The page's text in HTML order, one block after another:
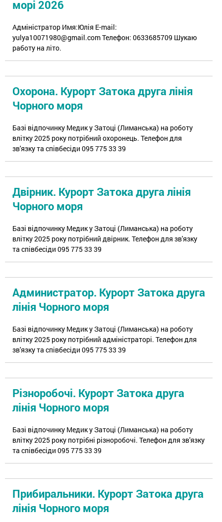
морі 2026
Адміністратор Имя:Юлія E-mail:
yulya10071980@gmail.com Телефон: 0633685709 Шукаю
работу на літо.
Охорона. Курорт Затока друга лінія
Чорного моря
Базі відпочинку Медик у Затоці (Лиманська) на роботу
влітку 2025 року потрібний охоронець. Телефон для
зв'язку та співбесіди 095 775 33 39
Двірник. Курорт Затока друга лінія
Чорного моря
Базі відпочинку Медик у Затоці (Лиманська) на роботу
влітку 2025 року потрібний двірник. Телефон для зв'язку
та співбесіди 095 775 33 39
Администратор. Курорт Затока друга
лінія Чорного моря
Базі відпочинку Медик у Затоці (Лиманська) на роботу
влітку 2025 року потрібний адміністраторі. Телефон для
зв'язку та співбесіди 095 775 33 39
Різноробочі. Курорт Затока друга
лінія Чорного моря
Базі відпочинку Медик у Затоці (Лиманська) на роботу
влітку 2025 року потрібні різноробочі. Телефон для зв'язку
та співбесіди 095 775 33 39
Прибиральники. Курорт Затока друга
лінія Чорного моря